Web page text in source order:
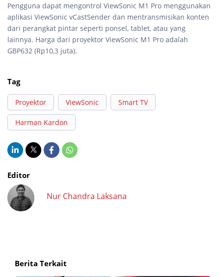
Pengguna dapat mengontrol ViewSonic M1 Pro menggunakan
aplikasi ViewSonic vCastSender dan mentransmisikan konten
dari perangkat pintar seperti ponsel, tablet, atau yang
lainnya. Harga dari proyektor ViewSonic M1 Pro adalah
GBP632 (Rp10,3 juta).
Tag
Proyektor ViewSonic Smart TV
Harman Kardon
Editor
Nur Chandra Laksana
Berita Terkait